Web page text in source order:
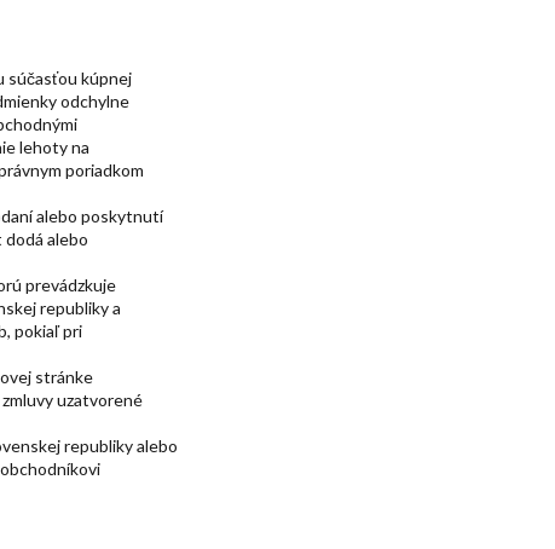
súčasťou kúpnej
odchylne
lehoty na
poriadkom
alebo poskytnutí
alebo
prevádzkuje
republiky a
pokiaľ pri
stránke
uzatvorené
republiky alebo